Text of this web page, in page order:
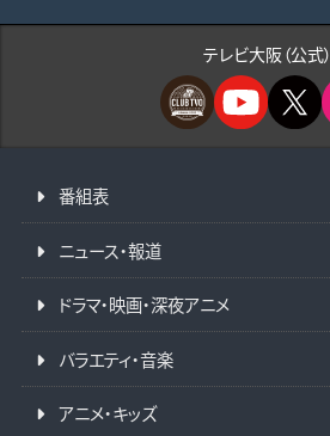
テレビ大阪（公式）
番組表
ニュース・報道
ドラマ・映画・深夜アニメ
バラエティ・音楽
アニメ・キッズ